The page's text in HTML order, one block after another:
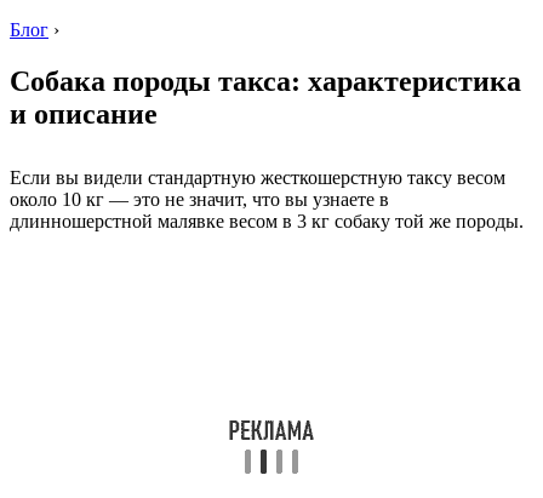
Блог ›
Собака породы такса: характеристика
и описание
Если вы видели стандартную жесткошерстную таксу весом
около 10 кг — это не значит, что вы узнаете в
длинношерстной малявке весом в 3 кг собаку той же породы.